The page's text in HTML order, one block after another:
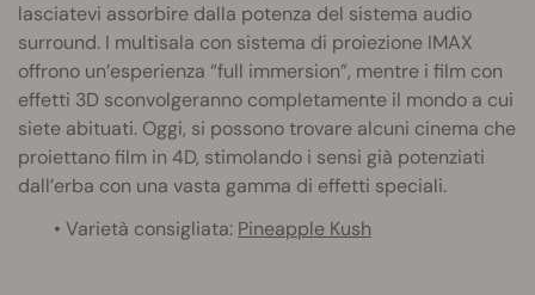
lasciatevi assorbire dalla potenza del sistema audio
surround. I multisala con sistema di proiezione IMAX
offrono un’esperienza “full immersion”, mentre i film con
effetti 3D sconvolgeranno completamente il mondo a cui
siete abituati. Oggi, si possono trovare alcuni cinema che
proiettano film in 4D, stimolando i sensi già potenziati
dall’erba con una vasta gamma di effetti speciali.
• Varietà consigliata: Pineapple Kush